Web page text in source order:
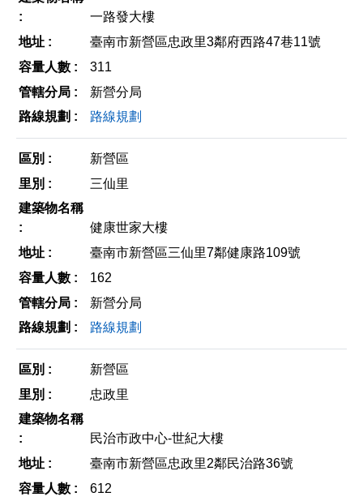
一路發大樓
臺南市新營區忠政里3鄰府西路47巷11號
311
新營分局
路線規劃
新營區
三仙里
健康世家大樓
臺南市新營區三仙里7鄰健康路109號
162
新營分局
路線規劃
新營區
忠政里
民治市政中心-世紀大樓
臺南市新營區忠政里2鄰民治路36號
612